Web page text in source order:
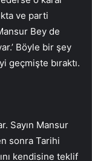
ve parti
Bey de
Böyle bir şey
geçmişte bıraktı.
Sayın Mansur
sonra Tarihi
kendisine teklif